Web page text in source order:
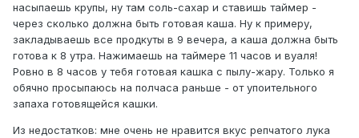
насыпаешь крупы, ну там соль-сахар и ставишь таймер -
через сколько должна быть готовая каша. Ну к примеру,
закладываешь все продкуты в 9 вечера, а каша должна быть
готова к 8 утра. Нажимаешь на таймере 11 часов и вуаля!
Ровно в 8 часов у тебя готовая кашка с пылу-жару. Только я
обячно просыпаюсь на полчаса раньше - от упоительного
запаха готовящейся кашки.
Из недостатков: мне очень не нравится вкус репчатого лука